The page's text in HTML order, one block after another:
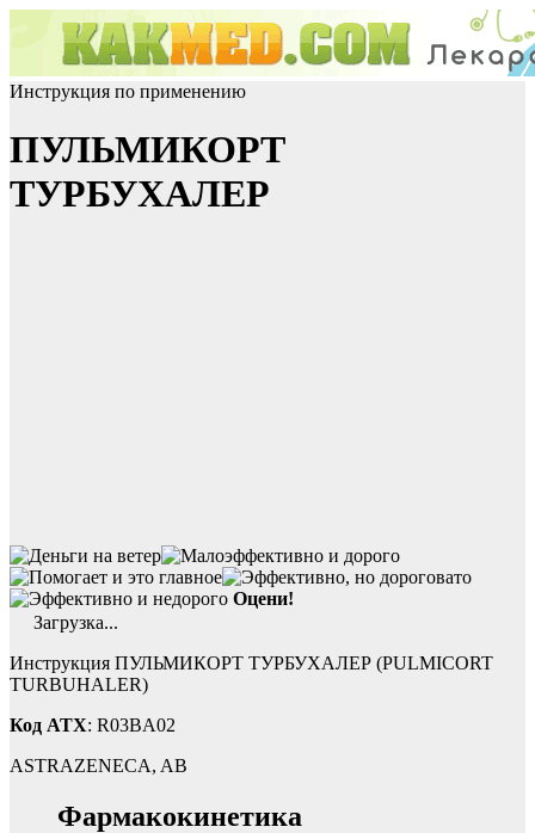
Инструкция по применению
ПУЛЬМИКОРТ
ТУРБУХАЛЕР
Оцени!
Загрузка...
Инструкция ПУЛЬМИКОРТ ТУРБУХАЛЕР (PULMICORT
TURBUHALER)
Код ATX: R03BA02
ASTRAZENECA, AB
Фармакокинетика